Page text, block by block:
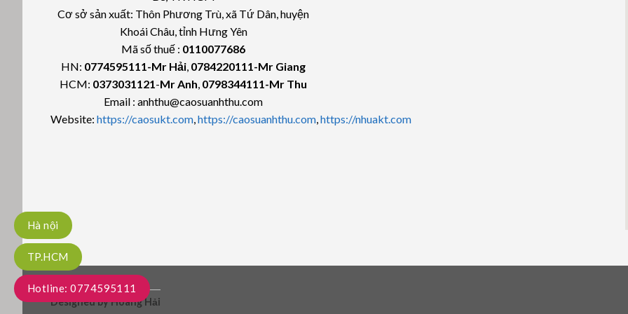
Cơ sở sản xuất: Thôn Phương Trù, xã Tứ Dân, huyện
Khoái Châu, tỉnh Hưng Yên
Mã số thuế : 0110077686
HN: 0774595111-Mr Hải, 0784220111-Mr Giang
HCM: 0373031121-Mr Anh, 0798344111-Mr Thu
Email : anhthu@caosuanhthu.com
Website: https://caosukt.com,https://caosuanhthu.com,https://nhuakt.com
Designed by Hoàng Hải
Hà nội
TP.HCM
Hotline: 0774595111